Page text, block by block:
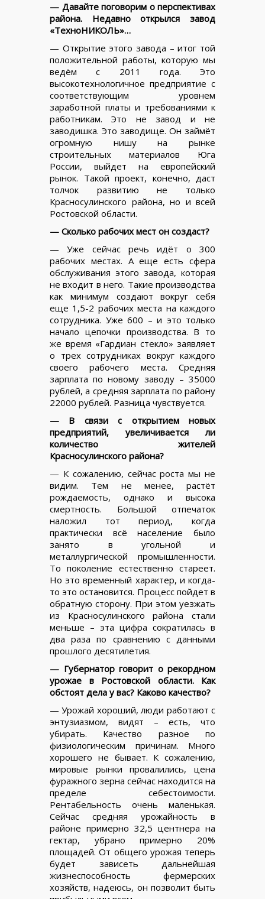
— Давайте поговорим о перспективах
района. Недавно открылся завод
«ТехноНИКОЛЬ»…
— Открытие этого завода – итог той
положительной работы, которую мы
ведём с 2011 года. Это
высокотехнологичное предприятие с
соответствующим уровнем
заработной платы и требованиями к
работникам. Это не завод и не
заводишка. Это заводище. Он займёт
огромную нишу на рынке
строительных материалов Юга
России, выйдет на европейский
рынок. Такой проект, конечно, даст
толчок развитию не только
Красносулинского района, но и всей
Ростовской области.
— Сколько рабочих мест он создаст?
— Уже сейчас речь идёт о 300
рабочих местах. А еще есть сфера
обслуживания этого завода, которая
не входит в него. Такие производства
как минимум создают вокруг себя
еще 1,5-2 рабочих места на каждого
сотрудника. Уже 600 – и это только
начало цепочки производства. В то
же время «Гардиан стекло» заявляет
о трех сотрудниках вокруг каждого
своего рабочего места. Средняя
зарплата по новому заводу – 35000
рублей, а средняя зарплата по району
22000 рублей. Разница чувствуется.
— В связи с открытием новых
предприятий, увеличивается ли
количество жителей
Красносулинского района?
— К сожалению, сейчас роста мы не
видим. Тем не менее, растёт
рождаемость, однако и высока
смертность. Большой отпечаток
наложил тот период, когда
практически всё население было
занято в угольной и
металлургической промышленности.
То поколение естественно стареет.
Но это временный характер, и когда-
то это остановится. Процесс пойдет в
обратную сторону. При этом уезжать
из Красносулинского района стали
меньше – эта цифра сократилась в
два раза по сравнению с данными
прошлого десятилетия.
— Губернатор говорит о рекордном
урожае в Ростовской области. Как
обстоят дела у вас? Каково качество?
— Урожай хороший, люди работают с
энтузиазмом, видят – есть, что
убирать. Качество разное по
физиологическим причинам. Много
хорошего не бывает. К сожалению,
мировые рынки провалились, цена
фуражного зерна сейчас находится на
пределе себестоимости.
Рентабельность очень маленькая.
Сейчас средняя урожайность в
районе примерно 32,5 центнера на
гектар, убрано примерно 20%
площадей. От общего урожая теперь
будет зависеть дальнейшая
жизнеспособность фермерских
хозяйств, надеюсь, он позволит быть